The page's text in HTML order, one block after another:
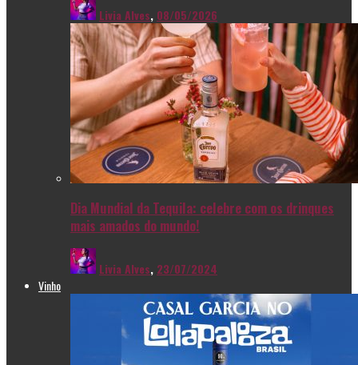
Livia Alves, 08/05/2026
Dia Mundial da Tequila: celebre com os drinques
mais amados do mundo!
Livia Alves, 23/07/2024
Vinho